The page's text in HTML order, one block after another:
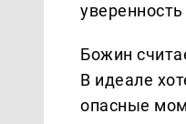
Божин
В идеале
опасные